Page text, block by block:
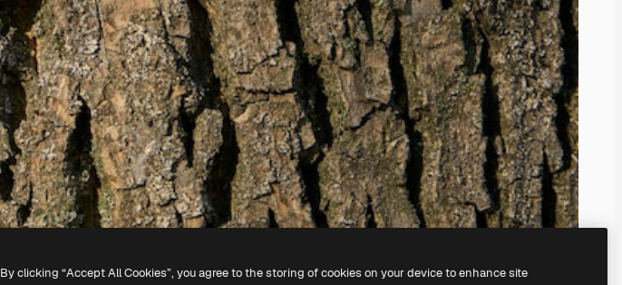
By clicking “Accept All Cookies”, you agree to the storing of cookies on your device to enhance site